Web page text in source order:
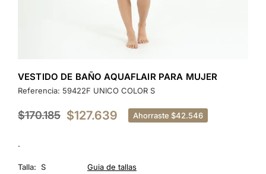
VESTIDO DE BAÑO AQUAFLAIR PARA MUJER
Referencia: 59422F UNICO COLOR S
Precio
$170.185 $127.639 Ahorraste $42.546
.
Talla: S Guia de tallas